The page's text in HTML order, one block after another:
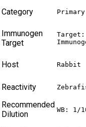
Category
Immunogen
Target
Target:
Host Rabbit
Reactivity
Recommended
Dilution
WB: 1/